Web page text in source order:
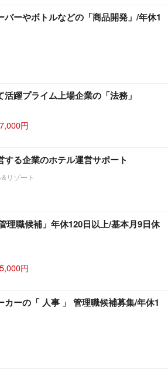
バーやボトルなどの「商品開発」/年休1
躍プライム上場企業の「法務」
円
する企業のホテル運営サポート
リゾート
理職候補」年休120日以上/基本月9日休
円
カーの「 人事 」 管理職候補募集/年休1